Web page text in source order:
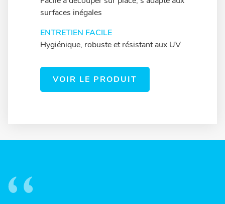
surfaces inégales
ENTRETIEN FACILE
Hygiénique, robuste et résistant aux UV
VOIR LE PRODUIT